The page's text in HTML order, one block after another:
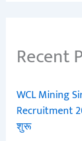
Recent
WCL Mining
Recruitment
शुरू